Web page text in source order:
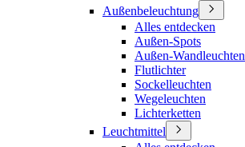
Außenbeleuchtung
Alles entdecken
Außen-Spots
Außen-Wandleuchten
Flutlichter
Sockelleuchten
Wegeleuchten
Lichterketten
Leuchtmittel